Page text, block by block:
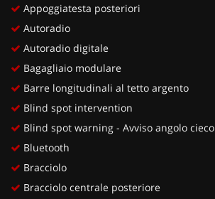
Appoggiatesta posteriori
Autoradio
Autoradio digitale
Bagagliaio modulare
Barre longitudinali al tetto argento
Blind spot intervention
Blind spot warning - Avviso angolo cieco
Bluetooth
Bracciolo
Bracciolo centrale posteriore